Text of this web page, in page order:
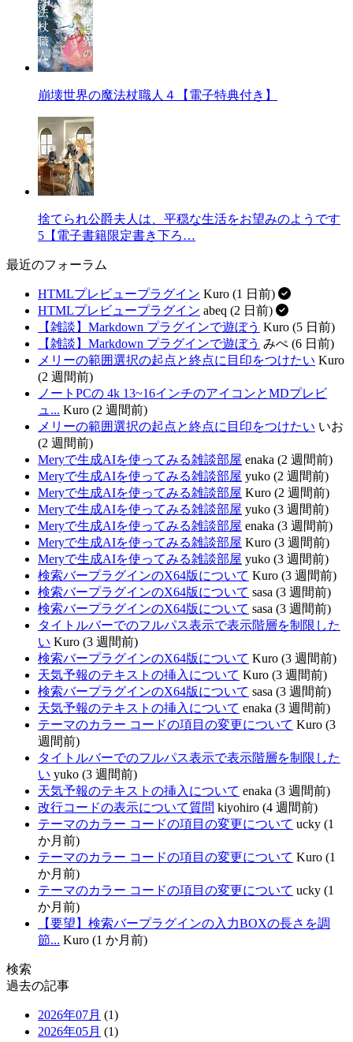
崩壊世界の魔法杖職人４【電子特典付き】
捨てられ公爵夫人は、平穏な生活をお望みのようです
5【電子書籍限定書き下ろ…
最近のフォーラム
HTMLプレビュープラグイン Kuro (1 日前)
HTMLプレビュープラグイン abeq (2 日前)
【雑談】Markdown プラグインで遊ぼう Kuro (5 日前)
【雑談】Markdown プラグインで遊ぼう みぺ (6 日前)
メリーの範囲選択の起点と終点に目印をつけたい Kuro
(2 週間前)
ノートPCの 4k 13~16インチのアイコンとMDプレビ
ュ... Kuro (2 週間前)
メリーの範囲選択の起点と終点に目印をつけたい いお
(2 週間前)
Meryで生成AIを使ってみる雑談部屋 enaka (2 週間前)
Meryで生成AIを使ってみる雑談部屋 yuko (2 週間前)
Meryで生成AIを使ってみる雑談部屋 Kuro (2 週間前)
Meryで生成AIを使ってみる雑談部屋 yuko (3 週間前)
Meryで生成AIを使ってみる雑談部屋 enaka (3 週間前)
Meryで生成AIを使ってみる雑談部屋 Kuro (3 週間前)
Meryで生成AIを使ってみる雑談部屋 yuko (3 週間前)
検索バープラグインのX64版について Kuro (3 週間前)
検索バープラグインのX64版について sasa (3 週間前)
検索バープラグインのX64版について sasa (3 週間前)
タイトルバーでのフルパス表示で表示階層を制限した
い Kuro (3 週間前)
検索バープラグインのX64版について Kuro (3 週間前)
天気予報のテキストの挿入について Kuro (3 週間前)
検索バープラグインのX64版について sasa (3 週間前)
天気予報のテキストの挿入について enaka (3 週間前)
テーマのカラー コードの項目の変更について Kuro (3
週間前)
タイトルバーでのフルパス表示で表示階層を制限した
い yuko (3 週間前)
天気予報のテキストの挿入について enaka (3 週間前)
改行コードの表示について質問 kiyohiro (4 週間前)
テーマのカラー コードの項目の変更について ucky (1
か月前)
テーマのカラー コードの項目の変更について Kuro (1
か月前)
テーマのカラー コードの項目の変更について ucky (1
か月前)
【要望】検索バープラグインの入力BOXの長さを調
節... Kuro (1 か月前)
検索
過去の記事
2026年07月 (1)
2026年05月 (1)